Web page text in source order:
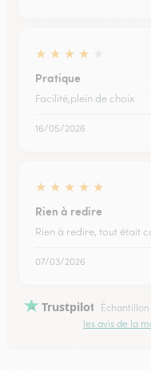
★ ★ ★ ★
Pratique
Facilité,plein de choix
16/05/2026
★ ★ ★ ★ ★
Rien à redire
Rien à redire, tout était
07/03/2026
Trustpilot
les avis de la